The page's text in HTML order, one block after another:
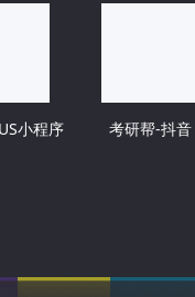
小程序 考研帮-抖音